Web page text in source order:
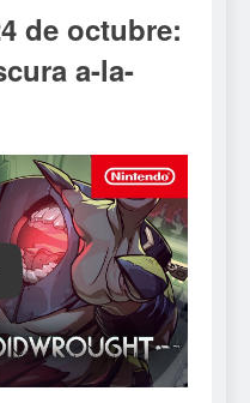
de octubre:
a-la-